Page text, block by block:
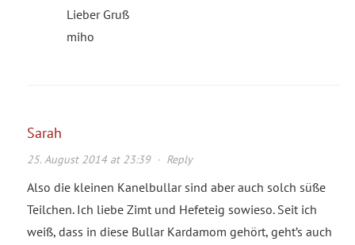
Lieber Gruß
miho
Sarah
25. August 2014 at 23:39· Reply
Also die kleinen Kanelbullar sind aber auch solch süße
Teilchen. Ich liebe Zimt und Hefeteig sowieso. Seit ich
weiß, dass in diese Bullar Kardamom gehört, geht’s auch